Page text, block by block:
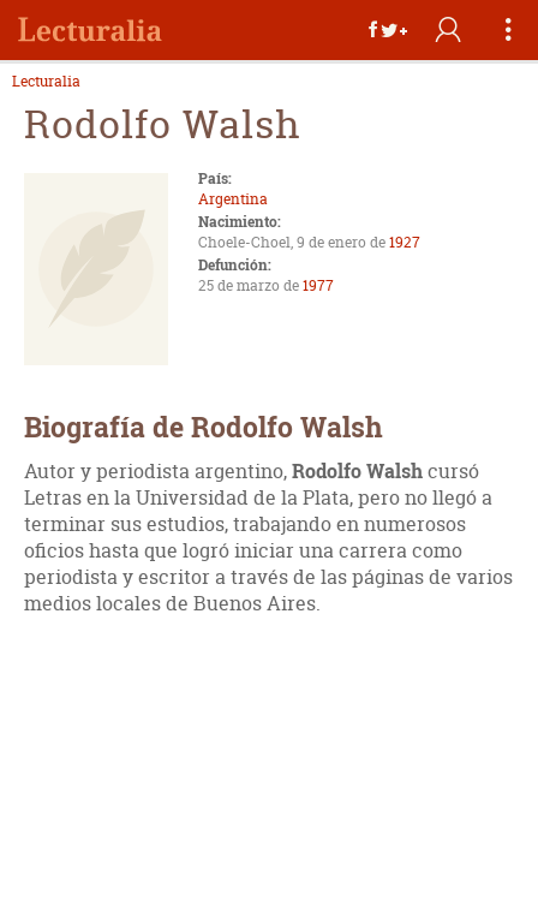
Lecturalia
Rodolfo Walsh
País:
Argentina
Nacimiento:
Choele-Choel, 9 de enero de1927
Defunción:
25 de marzo de1977
Biografía de Rodolfo Walsh
Autor y periodista argentino,Rodolfo Walshcursó
Letras en la Universidad de la Plata, pero no llegó a
terminar sus estudios, trabajando en numerosos
oficios hasta que logró iniciar una carrera como
periodista y escritor a través de las páginas de varios
medios locales de Buenos Aires.